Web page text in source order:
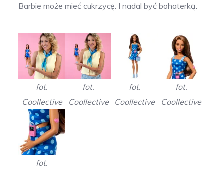
Barbie może mieć cukrzycę. I nadal być bohaterką.
fot.
Coollective
fot.
Coollective
fot.
Coollective
fot.
Coollective
fot.